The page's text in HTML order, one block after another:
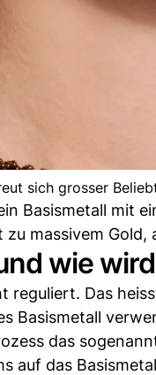
sich grosser
Basismetall mit
massivem Gold,
wie
reguliert. Das
Basismetall
das
auf das